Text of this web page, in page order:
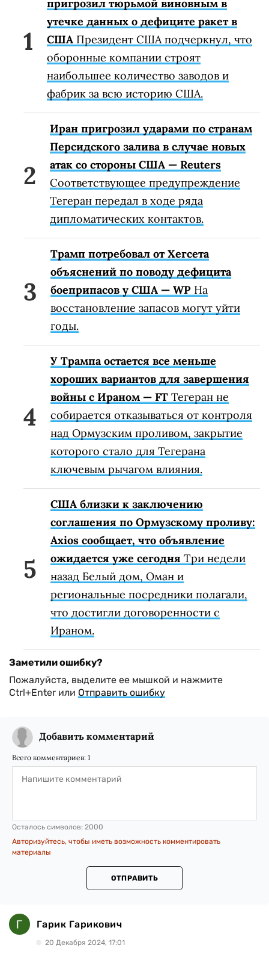
пригрозил тюрьмой виновным в
утечке данных о дефиците ракет в
США Президент США подчеркнул, что
оборонные компании строят
наибольшее количество заводов и
фабрик за всю историю США.
Иран пригрозил ударами по странам
Персидского залива в случае новых
атак со стороны США — Reuters
Соответствующее предупреждение
Тегеран передал в ходе ряда
дипломатических контактов.
Трамп потребовал от Хегсета
объяснений по поводу дефицита
боеприпасов у США — WP На
восстановление запасов могут уйти
годы.
У Трампа остается все меньше
хороших вариантов для завершения
войны с Ираном — FT Тегеран не
собирается отказываться от контроля
над Ормузским проливом, закрытие
которого стало для Тегерана
ключевым рычагом влияния.
США близки к заключению
соглашения по Ормузскому проливу:
Axios сообщает, что объявление
ожидается уже сегодня Три недели
назад Белый дом, Оман и
региональные посредники полагали,
что достигли договоренности с
Ираном.
Заметили ошибку?
Пожалуйста, выделите ее мышкой и нажмите
Ctrl+Enter или Отправить ошибку
Добавить комментарий
Всего комментариев: 1
Осталось символов: 2000
Авторизуйтесь, чтобы иметь возможность комментировать
материалы
ОТПРАВИТЬ
Гарик Гарикович
20 Декабря 2024, 17:01